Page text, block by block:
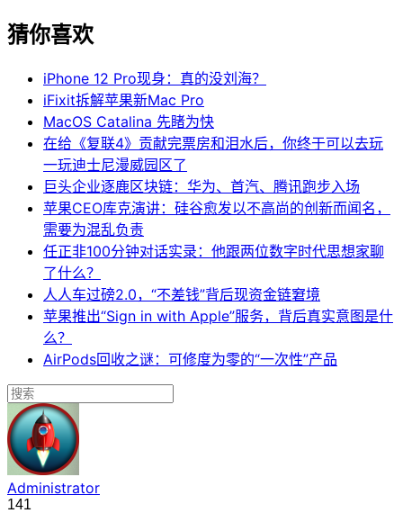
猜你喜欢
iPhone 12 Pro现身：真的没刘海？
iFixit拆解苹果新Mac Pro
MacOS Catalina 先睹为快
在给《复联4》贡献完票房和泪水后，你终于可以去玩
一玩迪士尼漫威园区了
巨头企业逐鹿区块链：华为、首汽、腾讯跑步入场
苹果CEO库克演讲：硅谷愈发以不高尚的创新而闻名，
需要为混乱负责
任正非100分钟对话实录：他跟两位数字时代思想家聊
了什么？
人人车过磅2.0，“不差钱”背后现资金链窘境
苹果推出“Sign in with Apple”服务，背后真实意图是什
么？
AirPods回收之谜：可修度为零的“一次性”产品
Administrator
141